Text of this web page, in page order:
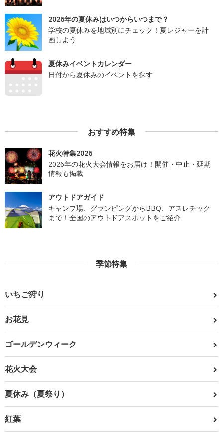
2026年の夏休みはいつからいつまで？
学校の夏休みを地域別にチェック！夏レジャーを計
画しよう
夏休みイベントカレンダー
日付から夏休みのイベントを探す
おすすめ特集
花火特集2026
2026年の花火大会情報をお届け！開催・中止・延期
情報も掲載
アウトドアガイド
キャンプ場、グランピングからBBQ、アスレチック
まで！全国のアウトドアスポットをご紹介
季節特集
いちご狩り
お花見
ゴールデンウィーク
花火大会
夏休み（夏祭り）
紅葉